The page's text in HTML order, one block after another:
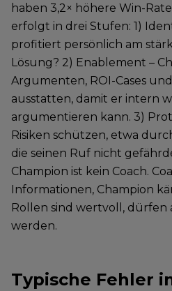
haben 3,2× höhere Win-
erfolgt in drei Stufen: 1)
profitiert persönlich am
Lösung? 2) Enablement –
Argumenten, ROI-Cases
ausstatten, damit er intern
argumentieren kann. 3)
Risiken schützen, etwa
die seinen Ruf nicht
Champion ist kein Coach.
Informationen, Champion
Rollen sind wertvoll, dürfen
werden.
Typische Fehler